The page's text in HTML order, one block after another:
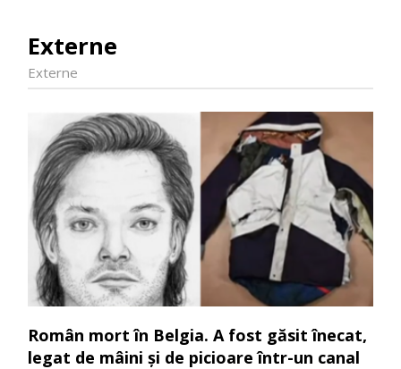
Externe
Externe
Român mort în Belgia. A fost găsit înecat,
legat de mâini și de picioare într-un canal